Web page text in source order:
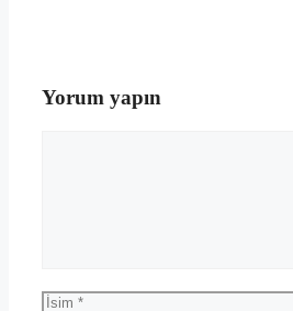
Yorum yapın
İsim